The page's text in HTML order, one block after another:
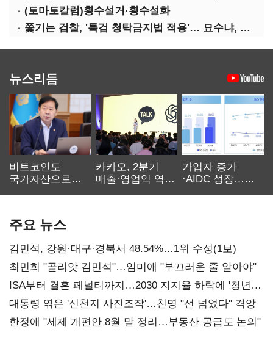
(토마토칼럼)횡수설거·횡수설화
쫓기는 검찰, '특검 청탁금지법 적용'… 묘수냐, 무리수냐
뉴스리듬
비트코인도
국가자산으로…'
카카오, 2분기
매출·영업익 역대
가입자 증가
·AIDC 성장…
주요 뉴스
김민석, 강원·대구·경북서 48.54%…1위 수성(1보)
최민희 "골리앗 김민석"…임미애 "부끄러운 줄 알아야"
ISA부터 결혼 페널티까지…2030 지지율 하락에 '청년
챙기기'
대통령 엮은 '신천지 사진조작'…친명 "선 넘었다" 격앙
한정애 "세제 개편안 8월 말 정리…부동산 공급도 논의"